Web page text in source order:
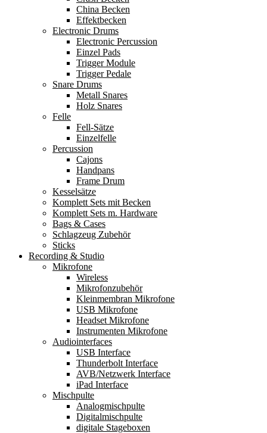
China Becken
Effektbecken
Electronic Drums
Electronic Percussion
Einzel Pads
Trigger Module
Trigger Pedale
Snare Drums
Metall Snares
Holz Snares
Felle
Fell-Sätze
Einzelfelle
Percussion
Cajons
Handpans
Frame Drum
Kesselsätze
Komplett Sets mit Becken
Komplett Sets m. Hardware
Bags & Cases
Schlagzeug Zubehör
Sticks
Recording & Studio
Mikrofone
Wireless
Mikrofonzubehör
Kleinmembran Mikrofone
USB Mikrofone
Headset Mikrofone
Instrumenten Mikrofone
Audiointerfaces
USB Interface
Thunderbolt Interface
AVB/Netzwerk Interface
iPad Interface
Mischpulte
Analogmischpulte
Digitalmischpulte
digitale Stageboxen